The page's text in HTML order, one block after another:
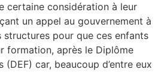
certaine considération à leur
un appel au gouvernement à
pour que ces enfants
formation, après le Diplôme
(DEF) car, beaucoup d’entre eux